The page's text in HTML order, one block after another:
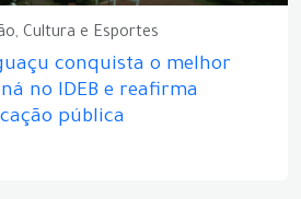
Cultura e Esportes
conquista o melhor
no IDEB e reafirma
pública